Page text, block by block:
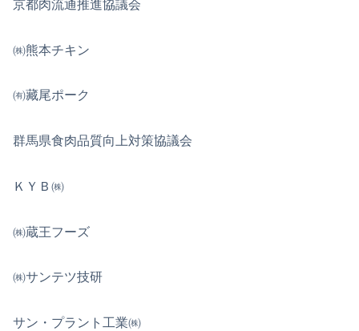
京都肉流通推進協議会
㈱熊本チキン
㈲藏尾ポーク
群馬県食肉品質向上対策協議会
ＫＹＢ㈱
㈱蔵王フーズ
㈱サンテツ技研
サン・プラント工業㈱